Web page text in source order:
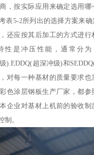
，按实际应用来确定选用
表5-2所列出的选择方案来
还应按其后加工的方式进行
性是冲压性能，通常分为
).EDDQ(超深冲级)和
对每一种基材的质量要求也
色涂层钢板生产厂家，都
企业对基材上机前的验收
制。